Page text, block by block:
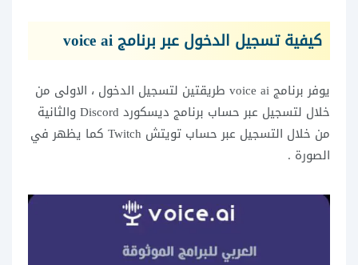
كيفية تسجيل الدخول عبر برنامج voice ai
يوفر برنامج voice ai طريقتين لتسجيل الدخول ، الاولى من
خلال لتسجيل عبر حساب برنامج ديسكورد Discord والثانية
من خلال التسجيل عبر حساب تويتش Twitch كما يظهر في
الصورة .